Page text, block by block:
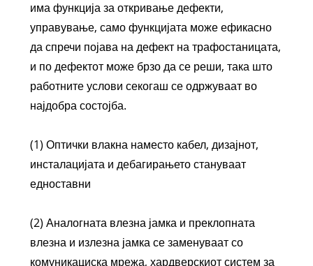
има функција за откривање дефекти,
управување, само функцијата може ефикасно
да спречи појава на дефект на трафостаницата,
и по дефектот може брзо да се реши, така што
работните услови секогаш се одржуваат во
најдобра состојба.
(1) Оптички влакна наместо кабел, дизајнот,
инсталацијата и дебагирањето стануваат
едноставни
(2) Аналогната влезна јамка и преклопната
влезна и излезна јамка се заменуваат со
комуникациска мрежа, хардверскиот систем за